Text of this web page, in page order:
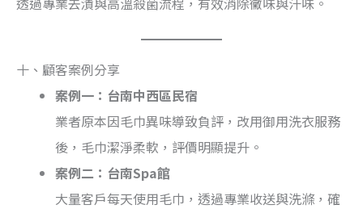
十、顧客案例分享
案例一：台南中西區民宿
業者原本因毛巾異味導致負評，改用御用洗衣服務
後，毛巾潔淨柔軟，評價明顯提升。
案例二：台南Spa館
大量客戶每天使用毛巾，透過專業收送與洗滌，確